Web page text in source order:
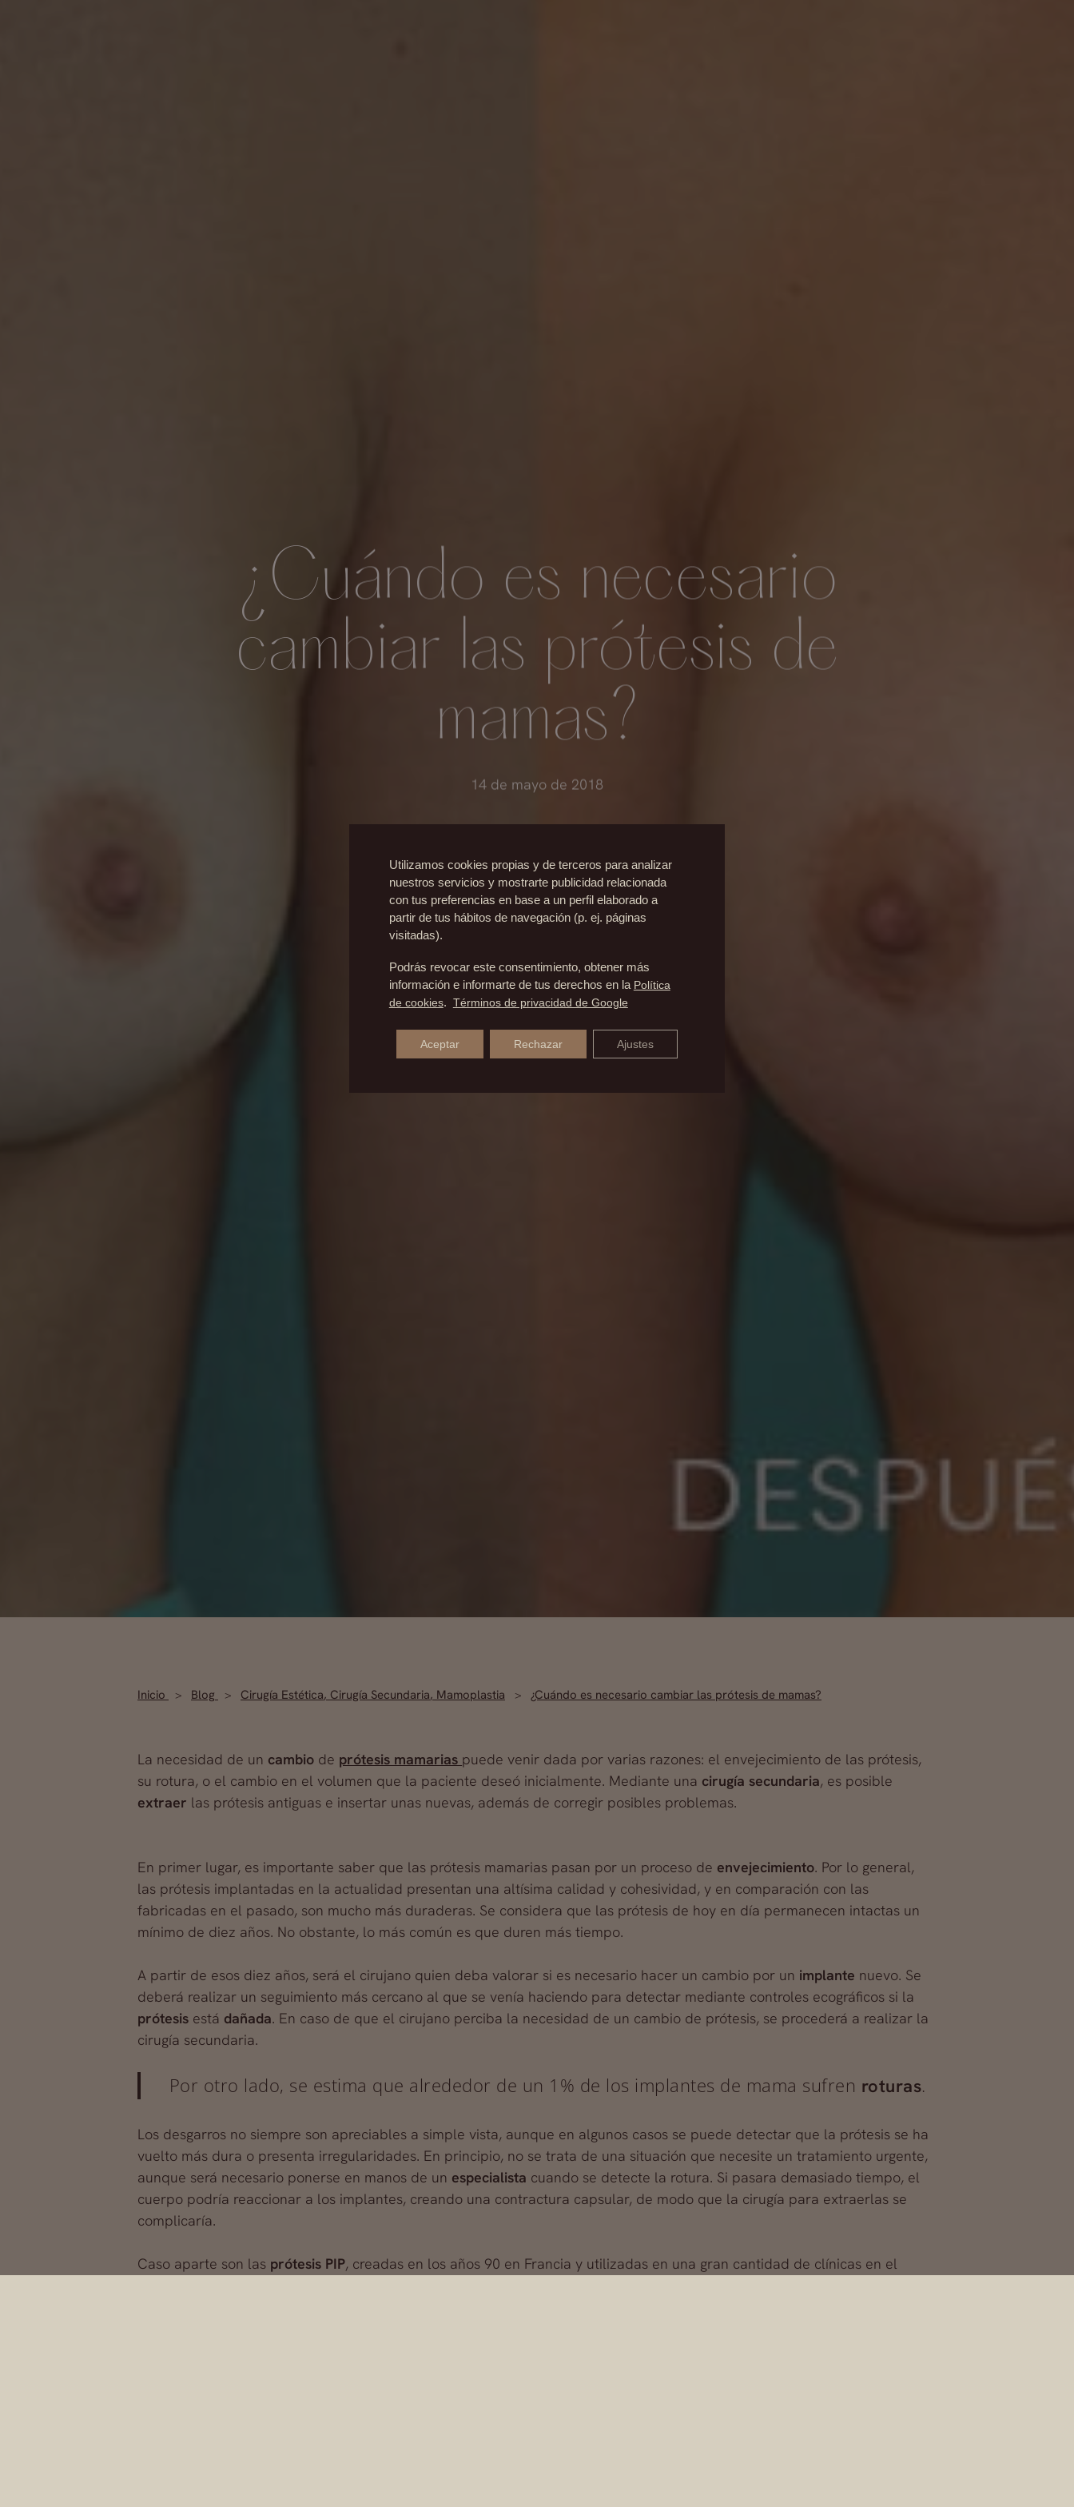
¿Cuándo es necesario
cambiar las prótesis de
mamas?
14 de mayo de 2018
Inicio Blog Cirugía Estética, Cirugía Secundaria, Mamoplastia ¿Cuándo es necesario cambiar las prótesis de mamas?
La necesidad de un cambio de prótesis mamarias puede venir dada por varias razones: el envejecimiento de las prótesis,
su rotura, o el cambio en el volumen que la paciente deseó inicialmente. Mediante una cirugía secundaria, es posible
extraer las prótesis antiguas e insertar unas nuevas, además de corregir posibles problemas.
En primer lugar, es importante saber que las prótesis mamarias pasan por un proceso de envejecimiento. Por lo general,
las prótesis implantadas en la actualidad presentan una altísima calidad y cohesividad, y en comparación con las
fabricadas en el pasado, son mucho más duraderas. Se considera que las prótesis de hoy en día permanecen intactas un
mínimo de diez años. No obstante, lo más común es que duren más tiempo.
A partir de esos diez años, será el cirujano quien deba valorar si es necesario hacer un cambio por un implante nuevo. Se
deberá realizar un seguimiento más cercano al que se venía haciendo para detectar mediante controles ecográficos si la
prótesis está dañada. En caso de que el cirujano perciba la necesidad de un cambio de prótesis, se procederá a realizar la
cirugía secundaria.
Por otro lado, se estima que alrededor de un 1% de los implantes de mama sufren roturas.
Los desgarros no siempre son apreciables a simple vista, aunque en algunos casos se puede detectar que la prótesis se ha
vuelto más dura o presenta irregularidades. En principio, no se trata de una situación que necesite un tratamiento urgente,
aunque será necesario ponerse en manos de un especialista cuando se detecte la rotura. Si pasara demasiado tiempo, el
cuerpo podría reaccionar a los implantes, creando una contractura capsular, de modo que la cirugía para extraerlas se
complicaría.
Caso aparte son las prótesis PIP, creadas en los años 90 en Francia y utilizadas en una gran cantidad de clínicas en el
Utilizamos cookies propias y de terceros para analizar
nuestros servicios y mostrarte publicidad relacionada
con tus preferencias en base a un perfil elaborado a
partir de tus hábitos de navegación (p. ej. páginas
visitadas).
Podrás revocar este consentimiento, obtener más
información e informarte de tus derechos en la Política
de cookies. Términos de privacidad de Google
Aceptar Rechazar Ajustes